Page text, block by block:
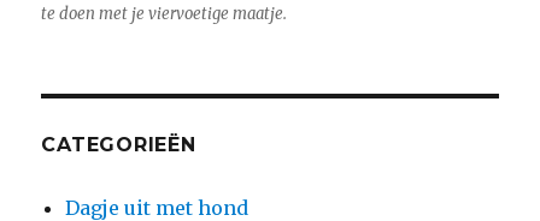
te doen met je viervoetige maatje.
CATEGORIEËN
Dagje uit met hond